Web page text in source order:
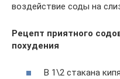
воздействие соды на
Рецепт приятного
похудения
В 1\2 стакана